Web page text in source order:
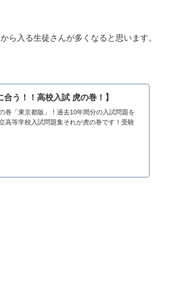
ら入る生徒さんが多くなると思います。
う！！高校入試 虎の巻！】
巻「東京都版」！過去10年間分の入試問題を
高等学校入試問題集それが虎の巻です！受験